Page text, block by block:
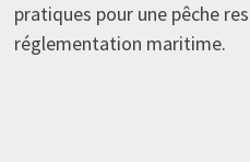
pratiques pour une pêche
réglementation maritime.